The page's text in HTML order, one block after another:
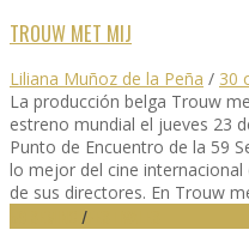
TROUW MET MIJ
Liliana Muñoz de la Peña / 30
La producción belga Trouw
estreno mundial el jueves 23
Punto de Encuentro de la 59
lo mejor del cine
de sus directores. En Trouw
/